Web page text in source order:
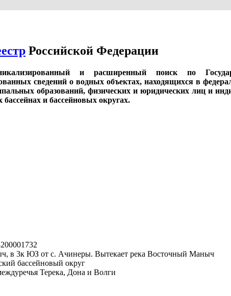
Российской Федерации
и расширенный поиск по
сведений о водных объектах, находящихся в
образований, физических и юридических лиц и
и бассейновых округах.
в 3к ЮЗ от с. Ачинеры. Вытекает река Восточный Маныч
бассейновый округ
Терека, Дона и Волги